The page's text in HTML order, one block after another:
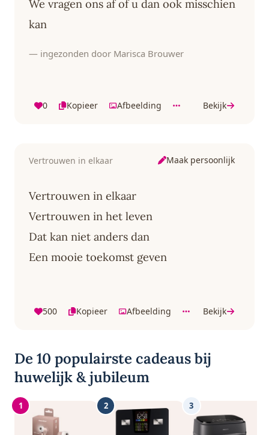
We vragen ons af of u dan ook misschien
kan
— ingezonden door Marisca Brouwer
0 Kopieer Afbeelding Bekijk
Vertrouwen in elkaar Maak persoonlijk
Vertrouwen in elkaar
Vertrouwen in het leven
Dat kan niet anders dan
Een mooie toekomst geven
500 Kopieer Afbeelding Bekijk
De 10 populairste cadeaus bij
huwelijk & jubileum
1 2 3